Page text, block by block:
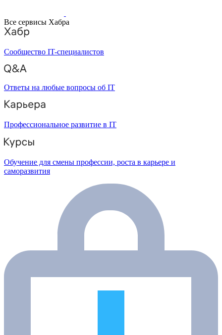
Все сервисы Хабра
Сообщество IT-специалистов
Ответы на любые вопросы об IT
Профессиональное развитие в IT
Обучение для смены профессии, роста в карьере и
саморазвития